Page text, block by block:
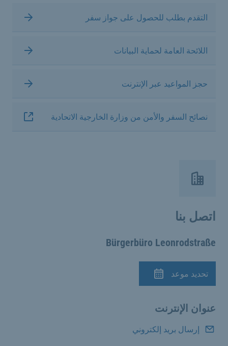
التقدم بطلب للحصول على جواز سفر
اللائحة العامة لحماية البيانات
حجز المواعيد عبر الإنترنت
نصائح السفر والأمن من وزارة الخارجية الاتحادية
اتصل بنا
Bürgerbüro Leonrodstraße
الموعد
تحديد موعد
عنوان الإنترنت
إرسال بريد إلكتروني